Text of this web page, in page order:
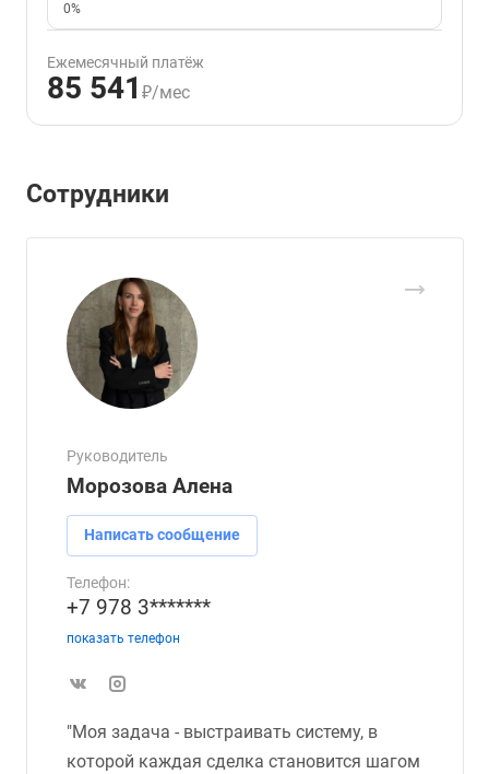
0%
Ежемесячный платёж
85 541 ₽/мес
Сотрудники
Руководитель
Морозова Алена
Написать сообщение
Телефон:
+7 978 3*******
показать телефон
"Моя задача - выстраивать систему, в
которой каждая сделка становится шагом